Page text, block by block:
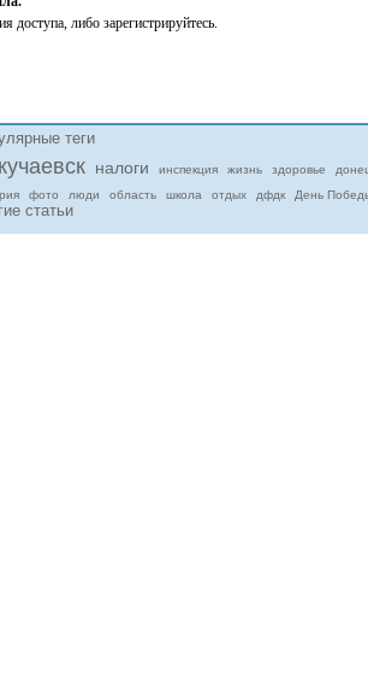
доступа, либо зарегистрируйтесь.
теги
налоги инспекция жизнь здоровье
фото люди область школа отдых дфдк День
статьи